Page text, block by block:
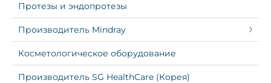
Протезы и эндопротезы
Производитель Mindray
Косметологическое оборудование
Производитель SG HealthCare (Корея)